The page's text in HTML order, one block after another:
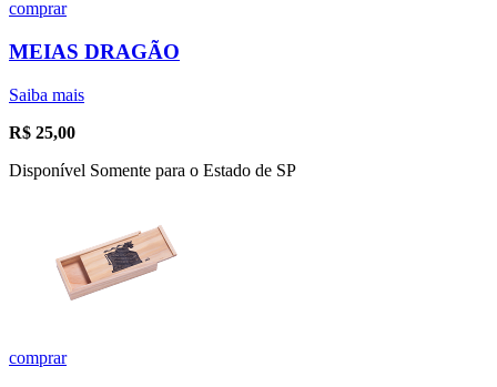
comprar
MEIAS DRAGÃO
Saiba mais
R$ 25,00
Disponível Somente para o Estado de SP
comprar